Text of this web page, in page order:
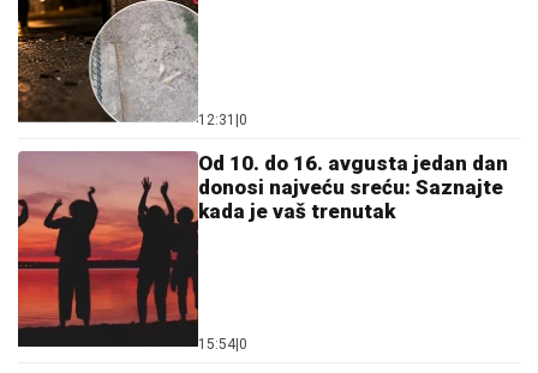
12:31 0
Od 10. do 16. avgusta jedan dan
donosi najveću sreću: Saznajte
kada je vaš trenutak
15:54 0